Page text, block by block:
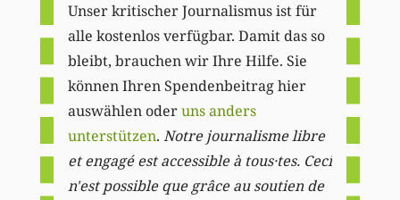
Unser kritischer Journalismus ist für
alle kostenlos verfügbar. Damit das so
bleibt, brauchen wir Ihre Hilfe. Sie
können Ihren Spendenbeitrag hier
auswählen oderuns anders
unterstützen. Notre journalisme libre
et engagé est accessible à tous·tes. Ceci
n'est possible que grâce au soutien de